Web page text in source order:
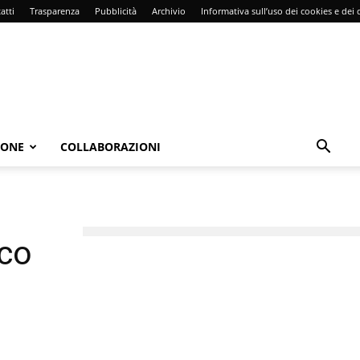
Trasparenza Pubblicità Archivio Informativa sull’uso dei cookies e dei
COLLABORAZIONI